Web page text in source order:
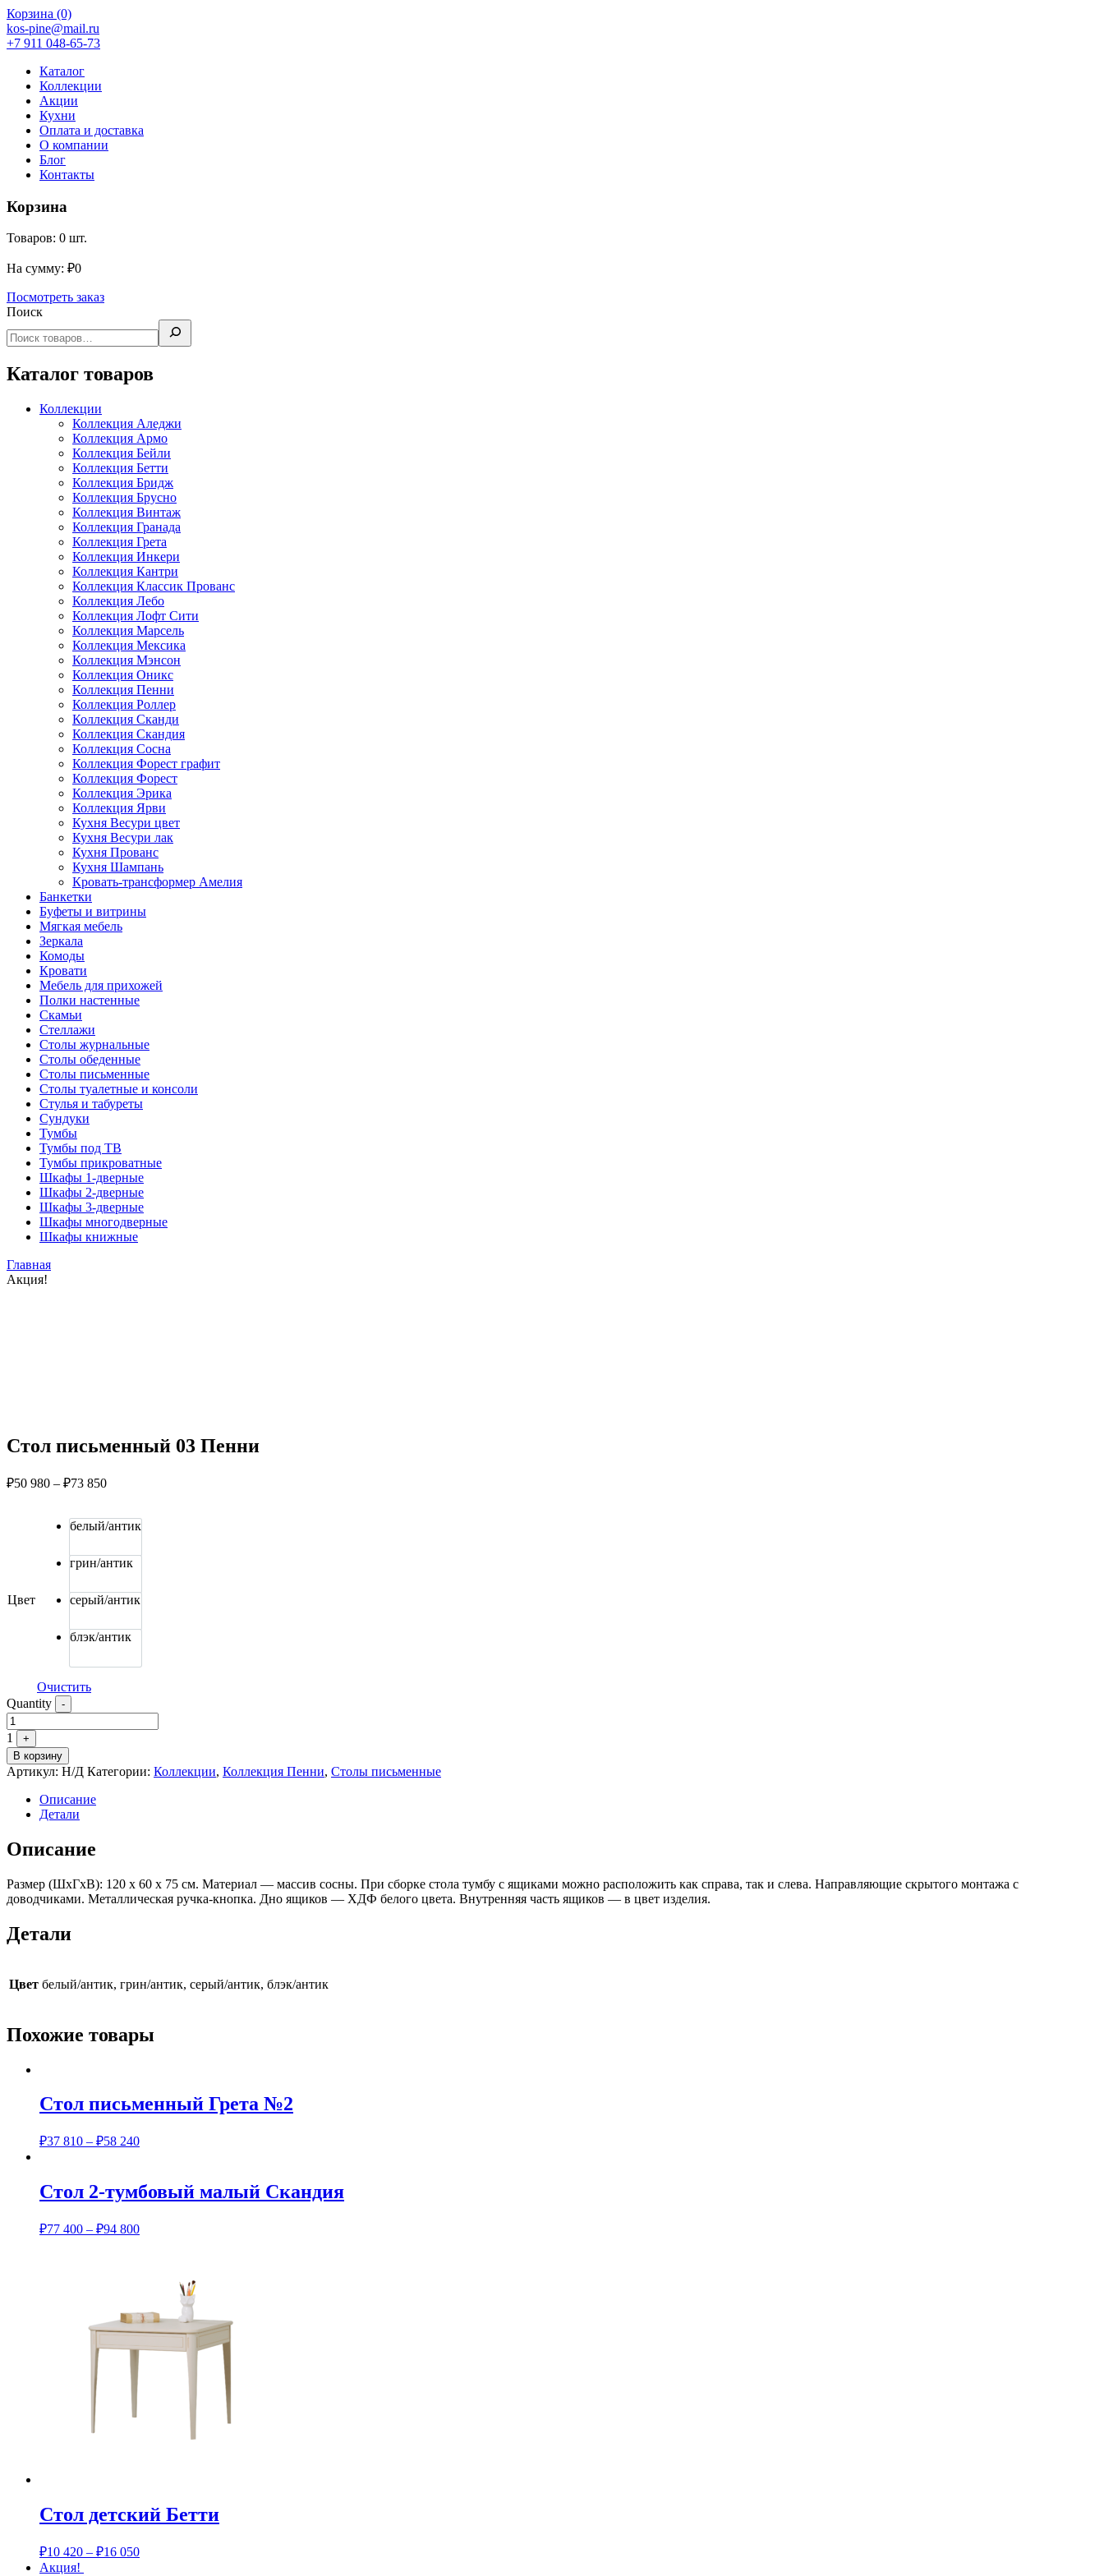
Корзина (0)
kos-pine@mail.ru
+7 911 048-65-73
Каталог
Коллекции
Акции
Кухни
Оплата и доставка
О компании
Блог
Контакты
Корзина
Товаров: 0 шт.
На сумму: ₽0
Посмотреть заказ
Поиск
Каталог товаров
Коллекции
Коллекция Аледжи
Коллекция Армо
Коллекция Бейли
Коллекция Бетти
Коллекция Бридж
Коллекция Брусно
Коллекция Винтаж
Коллекция Гранада
Коллекция Грета
Коллекция Инкери
Коллекция Кантри
Коллекция Классик Прованс
Коллекция Лебо
Коллекция Лофт Сити
Коллекция Марсель
Коллекция Мексика
Коллекция Мэнсон
Коллекция Оникс
Коллекция Пенни
Коллекция Роллер
Коллекция Сканди
Коллекция Скандия
Коллекция Сосна
Коллекция Форест графит
Коллекция Форест
Коллекция Эрика
Коллекция Ярви
Кухня Весури цвет
Кухня Весури лак
Кухня Прованс
Кухня Шампань
Кровать-трансформер Амелия
Банкетки
Буфеты и витрины
Мягкая мебель
Зеркала
Комоды
Кровати
Мебель для прихожей
Полки настенные
Скамьи
Стеллажи
Столы журнальные
Столы обеденные
Столы письменные
Столы туалетные и консоли
Стулья и табуреты
Сундуки
Тумбы
Тумбы под ТВ
Тумбы прикроватные
Шкафы 1-дверные
Шкафы 2-дверные
Шкафы 3-дверные
Шкафы многодверные
Шкафы книжные
Главная
Акция!
Стол письменный 03 Пенни
₽50 980 – ₽73 850
Цвет
белый/антик
грин/антик
серый/антик
блэк/антик
Очистить
Quantity
-
1
+
В корзину
Артикул: Н/Д Категории: Коллекции, Коллекция Пенни, Столы письменные
Описание
Детали
Описание
Размер (ШхГхВ): 120 х 60 х 75 см. Материал — массив сосны. При сборке стола тумбу с ящиками можно расположить как справа, так и слева. Направляющие скрытого монтажа с
доводчиками. Металлическая ручка-кнопка. Дно ящиков — ХДФ белого цвета. Внутренняя часть ящиков — в цвет изделия.
Детали
Цвет белый/антик, грин/антик, серый/антик, блэк/антик
Похожие товары
Стол письменный Грета №2
₽37 810 – ₽58 240
Стол 2-тумбовый малый Скандия
₽77 400 – ₽94 800
Стол детский Бетти
₽10 420 – ₽16 050
Акция!